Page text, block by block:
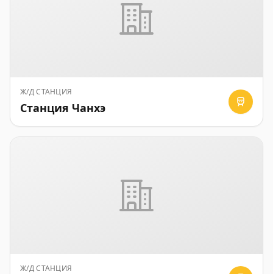
Ж/Д СТАНЦИЯ
Станция Чанхэ
Ж/Д СТАНЦИЯ